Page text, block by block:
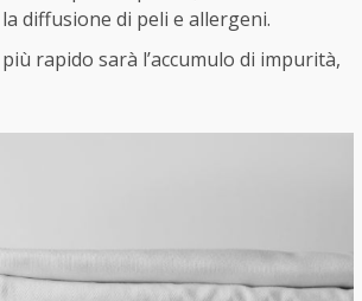
diffusione di peli e allergeni.
rapido sarà l’accumulo di impurità,